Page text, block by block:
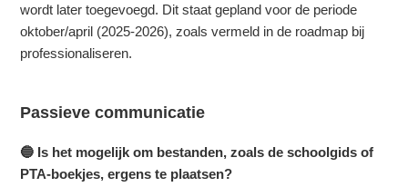
wordt later toegevoegd. Dit staat gepland voor de periode
oktober/april (2025-2026), zoals vermeld in de roadmap bij
professionaliseren.
Passieve communicatie
🔵 Is het mogelijk om bestanden, zoals de schoolgids of
PTA-boekjes, ergens te plaatsen?